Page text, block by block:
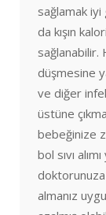
sağlamak
da kışın
sağlanabilir.
düşmesine
ve diğer
üstüne
bebeğinize
bol sıvı
almanız